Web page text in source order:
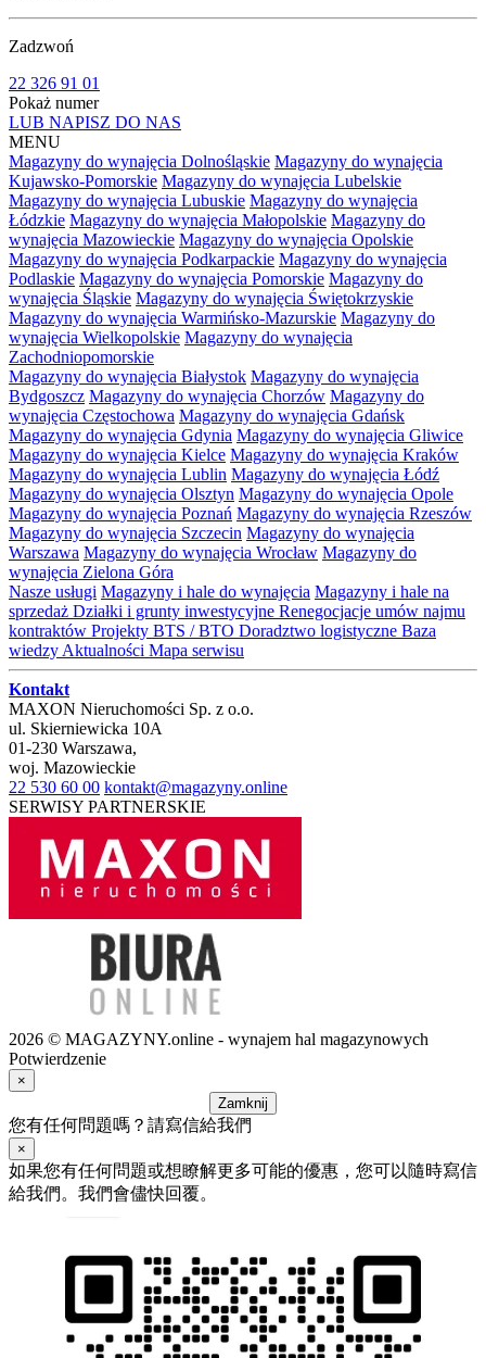
Zadzwoń
22 326 91 01
Pokaż numer
LUB NAPISZ DO NAS
MENU
Magazyny do wynajęcia Dolnośląskie Magazyny do wynajęcia
Kujawsko-Pomorskie Magazyny do wynajęcia Lubelskie
Magazyny do wynajęcia Lubuskie Magazyny do wynajęcia
Łódzkie Magazyny do wynajęcia Małopolskie Magazyny do
wynajęcia Mazowieckie Magazyny do wynajęcia Opolskie
Magazyny do wynajęcia Podkarpackie Magazyny do wynajęcia
Podlaskie Magazyny do wynajęcia Pomorskie Magazyny do
wynajęcia Śląskie Magazyny do wynajęcia Świętokrzyskie
Magazyny do wynajęcia Warmińsko-Mazurskie Magazyny do
wynajęcia Wielkopolskie Magazyny do wynajęcia
Zachodniopomorskie
Magazyny do wynajęcia Białystok Magazyny do wynajęcia
Bydgoszcz Magazyny do wynajęcia Chorzów Magazyny do
wynajęcia Częstochowa Magazyny do wynajęcia Gdańsk
Magazyny do wynajęcia Gdynia Magazyny do wynajęcia Gliwice
Magazyny do wynajęcia Kielce Magazyny do wynajęcia Kraków
Magazyny do wynajęcia Lublin Magazyny do wynajęcia Łódź
Magazyny do wynajęcia Olsztyn Magazyny do wynajęcia Opole
Magazyny do wynajęcia Poznań Magazyny do wynajęcia Rzeszów
Magazyny do wynajęcia Szczecin Magazyny do wynajęcia
Warszawa Magazyny do wynajęcia Wrocław Magazyny do
wynajęcia Zielona Góra
Nasze usługi Magazyny i hale do wynajęcia Magazyny i hale na
sprzedaż Działki i grunty inwestycyjne Renegocjacje umów najmu
kontraktów Projekty BTS / BTO Doradztwo logistyczne Baza
wiedzy Aktualności Mapa serwisu
Kontakt
MAXON Nieruchomości Sp. z o.o.
ul. Skierniewicka 10A
01-230 Warszawa,
woj. Mazowieckie
22 530 60 00 kontakt@magazyny.online
SERWISY PARTNERSKIE
2026 © MAGAZYNY.online - wynajem hal magazynowych
Potwierdzenie
×
Zamknij
您有任何問題嗎？請寫信給我們
×
如果您有任何問題或想瞭解更多可能的優惠，您可以隨時寫信
給我們。我們會儘快回覆。